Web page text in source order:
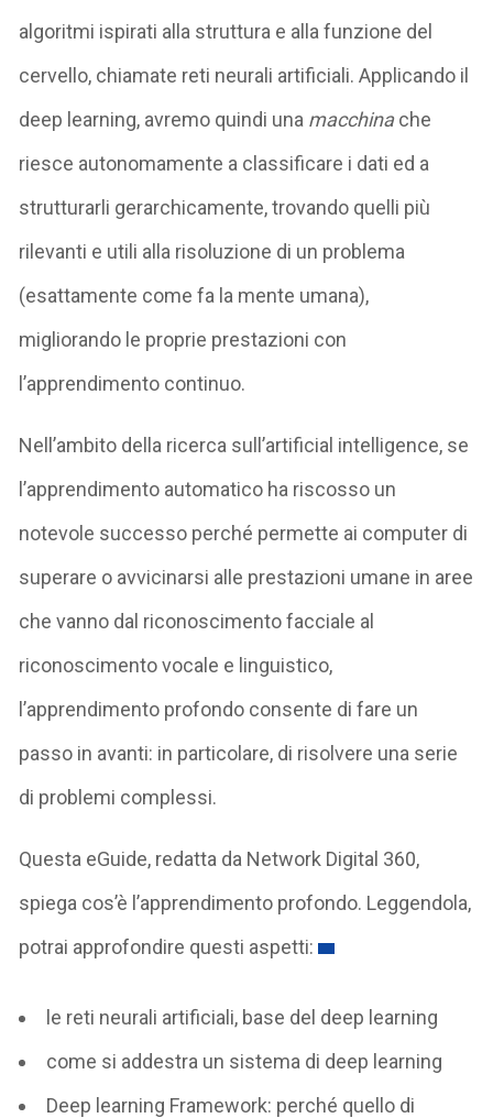
algoritmi ispirati alla struttura e alla funzione del
cervello, chiamate reti neurali artificiali. Applicando il
deep learning, avremo quindi una macchinache
riesce autonomamente a classificare i dati ed a
strutturarli gerarchicamente, trovando quelli più
rilevanti e utili alla risoluzione di un problema
(esattamente come fa la mente umana),
migliorando le proprie prestazioni con
l’apprendimento continuo.
Nell’ambito della ricerca sull’artificial intelligence, se
l’apprendimento automatico ha riscosso un
notevole successo perché permette ai computer di
superare o avvicinarsi alle prestazioni umane in aree
che vanno dal riconoscimento facciale al
riconoscimento vocale e linguistico,
l’apprendimento profondo consente di fare un
passo in avanti: in particolare, di risolvere una serie
di problemi complessi.
Questa eGuide, redatta da Network Digital 360,
spiega cos’è l’apprendimento profondo. Leggendola,
potrai approfondire questi aspetti:
le reti neurali artificiali, base del deep learning
come si addestra un sistema di deep learning
Deep learning Framework: perché quello di